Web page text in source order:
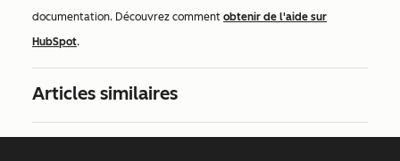
documentation. Découvrez comment obtenir de l'aide sur
HubSpot.
Articles similaires